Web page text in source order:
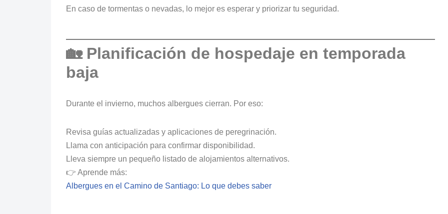
En caso de tormentas o nevadas, lo mejor es esperar y priorizar tu seguridad.
🏡 Planificación de hospedaje en temporada
baja
Durante el invierno, muchos albergues cierran. Por eso:
Revisa guías actualizadas y aplicaciones de peregrinación.
Llama con anticipación para confirmar disponibilidad.
Lleva siempre un pequeño listado de alojamientos alternativos.
👉 Aprende más:
Albergues en el Camino de Santiago: Lo que debes saber